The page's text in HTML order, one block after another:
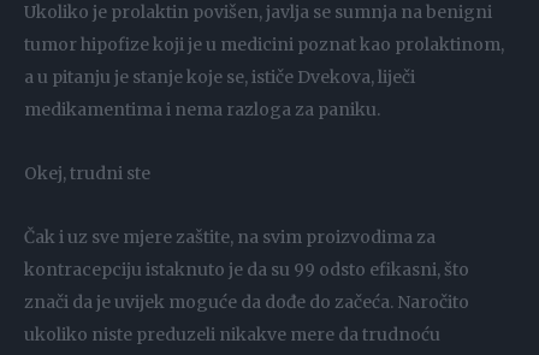
Ukoliko je prolaktin povišen, javlja se sumnja na benigni
tumor hipofize koji je u medicini poznat kao prolaktinom,
a u pitanju je stanje koje se, ističe Dvekova, liječi
medikamentima i nema razloga za paniku.
Okej, trudni ste
Čak i uz sve mjere zaštite, na svim proizvodima za
kontracepciju istaknuto je da su 99 odsto efikasni, što
znači da je uvijek moguće da dođe do začeća. Naročito
ukoliko niste preduzeli nikakve mere da trudnoću